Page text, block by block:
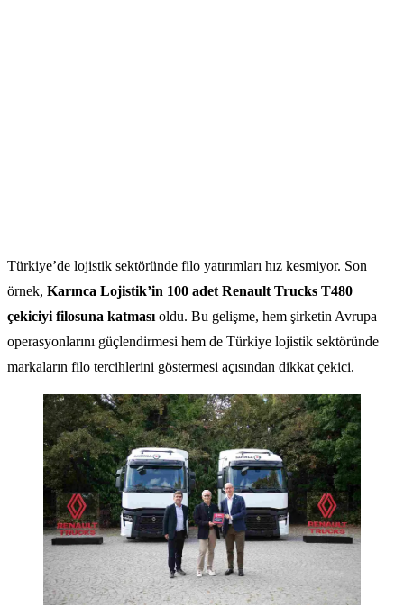
Türkiye’de lojistik sektöründe filo yatırımları hız kesmiyor. Son
örnek, Karınca Lojistik’in 100 adet Renault Trucks T480
çekiciyi filosuna katması oldu. Bu gelişme, hem şirketin Avrupa
operasyonlarını güçlendirmesi hem de Türkiye lojistik sektöründe
markaların filo tercihlerini göstermesi açısından dikkat çekici.